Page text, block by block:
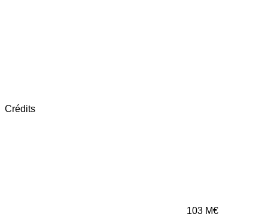
Crédits
103 M€